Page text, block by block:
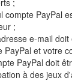
;
compte PayPal
;
e-mail
PayPal et votre
PayPal doit
à des jeux